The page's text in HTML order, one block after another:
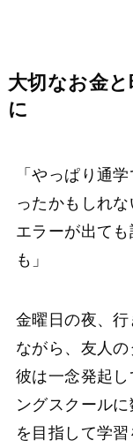
大切なお金
に
「やっぱり通
ったかもしれな
エラーが出て
も」
金曜日の夜、
ながら、友人の
彼は一念発起し
ングスクール
を目指して学習